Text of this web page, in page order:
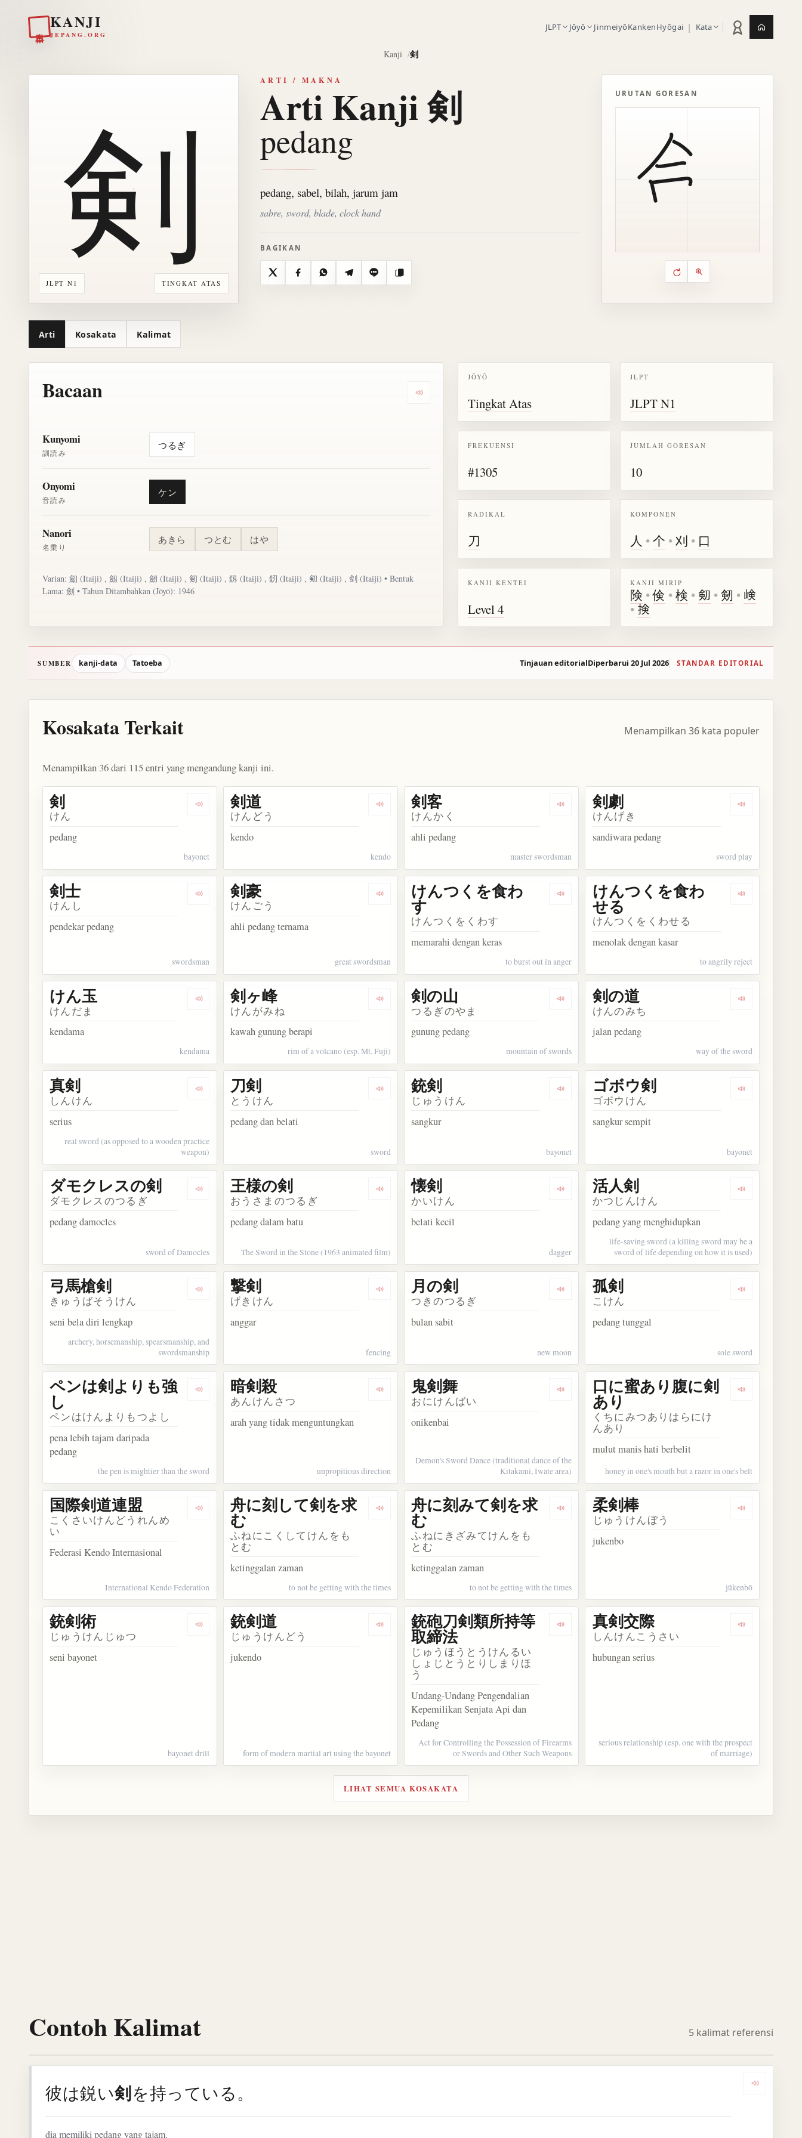
KANJI
JEPANG.ORG
JLPT Jōyō JinmeiyōKankenHyōgai | Kata Statistik latihan
Kanji 剣
JLPT N1 TINGKAT ATAS
剣
ARTI / MAKNA
Arti Kanji 剣
pedang
pedang, sabel, bilah, jarum jam
sabre, sword, blade, clock hand
BAGIKAN
X FacebookWhatsAppTelegramLine Salin
URUTAN GORESAN
Kontrol animasi urutan
Putar ulang animasi
Perbesar animasi
Arti Kosakata Kalimat
Bacaan Dengarkan semua bacaan untuk kanji 剣
Kunyomi
訓読み
つるぎ
Onyomi
音読み
ケン
Nanori
名乗り
あきら つとむ はや
Varian: 劎 (Itaiji) , 劔 (Itaiji) , 劒 (Itaiji) , 剱 (Itaiji) , 釼 (Itaiji) , 釰 (Itaiji) , 𠝏 (Itaiji) , 剑 (Itaiji) • Bentuk
Lama: 劍 • Tahun Ditambahkan (Jōyō): 1946
JŌYŌ
Tingkat Atas
JLPT
JLPT N1
FREKUENSI
#1305
JUMLAH GORESAN
10
RADIKAL
刀
KOMPONEN
人 •个 •刈 • 口
KANJI KENTEI
Level 4
KANJI MIRIP
険 •倹 •検 • 𠝏 •剱 • 𡸴
•𢮦
SUMBER kanji-data Tatoeba Tinjauan editorialDiperbarui 20 Jul 2026 STANDAR EDITORIAL
Kosakata Terkait Menampilkan 36 kata populer
Menampilkan 36 dari 115 entri yang mengandung kanji ini.
Dengarkan kosakata 剣
剣
けん
pedang
bayonet
Dengarkan kosakata 剣道
剣道
けんどう
kendo
kendo
Dengarkan kosakata 剣客
剣客
けんかく
ahli pedang
master swordsman
Dengarkan
剣劇
けんげき
sandiwara pedang
sword play
Dengarkan kosakata 剣士
剣士
けんし
pendekar pedang
swordsman
Dengarkan kosakata 剣豪
剣豪
けんごう
ahli pedang ternama
great swordsman
Dengarkan kosakata けんつくを食わす
けんつくを食わ
す
けんつくをくわす
memarahi dengan keras
to burst out in anger
Dengarkan
けんつくを食わ
せる
けんつくをくわせる
menolak dengan kasar
to angrily reject
Dengarkan kosakata けん玉
けん玉
けんだま
kendama
kendama
Dengarkan kosakata 剣ヶ峰
剣ヶ峰
けんがみね
kawah gunung berapi
rim of a volcano (esp. Mt. Fuji)
Dengarkan kosakata 剣の山
剣の山
つるぎのやま
gunung pedang
mountain of swords
Dengarkan
剣の道
けんのみち
jalan pedang
way of the sword
Dengarkan kosakata 真剣
真剣
しんけん
serius
real sword (as opposed to a wooden practice
weapon)
Dengarkan kosakata 刀剣
刀剣
とうけん
pedang dan belati
sword
Dengarkan kosakata 銃剣
銃剣
じゅうけん
sangkur
bayonet
Dengarkan
ゴボウ剣
ゴボウけん
sangkur sempit
bayonet
Dengarkan kosakata ダモクレスの剣
ダモクレスの剣
ダモクレスのつるぎ
pedang damocles
sword of Damocles
Dengarkan kosakata 王様の剣
王様の剣
おうさまのつるぎ
pedang dalam batu
The Sword in the Stone (1963 animated film)
Dengarkan kosakata 懐剣
懐剣
かいけん
belati kecil
dagger
Dengarkan
活人剣
かつじんけん
pedang yang menghidupkan
life-saving sword (a killing sword may be a
sword of life depending on how it is used)
Dengarkan kosakata 弓馬槍剣
弓馬槍剣
きゅうばそうけん
seni bela diri lengkap
archery, horsemanship, spearsmanship, and
swordsmanship
Dengarkan kosakata 撃剣
撃剣
げきけん
anggar
fencing
Dengarkan kosakata 月の剣
月の剣
つきのつるぎ
bulan sabit
new moon
Dengarkan
孤剣
こけん
pedang tunggal
sole sword
Dengarkan kosakata ペンは剣よりも強し
ペンは剣よりも強
し
ペンはけんよりもつよし
pena lebih tajam daripada
pedang
the pen is mightier than the sword
Dengarkan kosakata 暗剣殺
暗剣殺
あんけんさつ
arah yang tidak menguntungkan
unpropitious direction
Dengarkan kosakata 鬼剣舞
鬼剣舞
おにけんばい
onikenbai
Demon's Sword Dance (traditional dance of the
Kitakami, Iwate area)
Dengarkan
口に蜜あり腹に剣
あり
くちにみつありはらにけ
んあり
mulut manis hati berbelit
honey in one's mouth but a razor in one's belt
Dengarkan kosakata 国際剣道連盟
国際剣道連盟
こくさいけんどうれんめ
い
Federasi Kendo Internasional
International Kendo Federation
Dengarkan kosakata 舟に刻して剣を求む
舟に刻して剣を求
む
ふねにこくしてけんをも
とむ
ketinggalan zaman
to not be getting with the times
Dengarkan kosakata 舟に刻みて剣を求む
舟に刻みて剣を求
む
ふねにきざみてけんをも
とむ
ketinggalan zaman
to not be getting with the times
Dengarkan
柔剣棒
じゅうけんぼう
jukenbo
jūkenbō
Dengarkan kosakata 銃剣術
銃剣術
じゅうけんじゅつ
seni bayonet
bayonet drill
Dengarkan kosakata 銃剣道
銃剣道
じゅうけんどう
jukendo
form of modern martial art using the bayonet
Dengarkan kosakata 銃砲刀剣類所持等取締法
銃砲刀剣類所持等
取締法
じゅうほうとうけんるい
しょじとうとりしまりほ
う
Undang-Undang Pengendalian
Kepemilikan Senjata Api dan
Pedang
Act for Controlling the Possession of Firearms
or Swords and Other Such Weapons
Dengarkan
真剣交際
しんけんこうさい
hubungan serius
serious relationship (esp. one with the prospect
of marriage)
LIHAT SEMUA KOSAKATA
Contoh Kalimat 5 kalimat referensi
Dengarkan
彼は鋭い剣を持っている。
dia memiliki pedang yang tajam.